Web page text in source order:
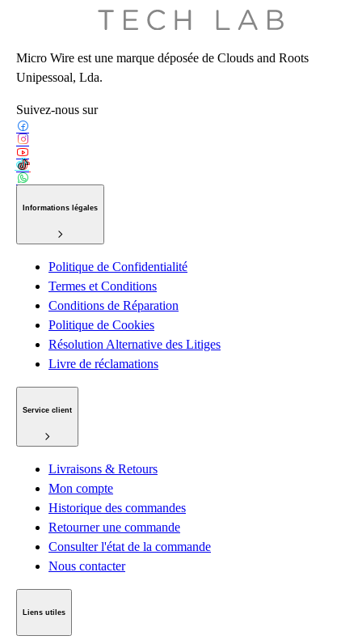
Micro Wire est une marque déposée de Clouds and Roots
Unipessoal, Lda.
Suivez-nous sur
Informations légales
Politique de Confidentialité
Termes et Conditions
Conditions de Réparation
Politique de Cookies
Résolution Alternative des Litiges
Livre de réclamations
Service client
Livraisons & Retours
Mon compte
Historique des commandes
Retourner une commande
Consulter l'état de la commande
Nous contacter
Liens utiles